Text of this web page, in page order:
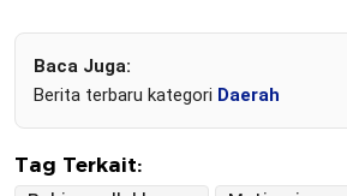
Baca Juga:
Berita terbaru kategori Daerah
Tag Terkait: